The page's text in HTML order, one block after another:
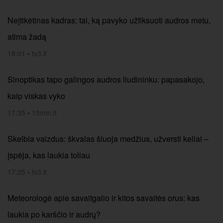
Neįtikėtinas kadras: tai, ką pavyko užfiksuoti audros metu,
atima žadą
18:01 • tv3.lt
Sinoptikas tapo galingos audros liudininku: papasakojo,
kaip viskas vyko
17:35 • 15min.lt
Skelbia vaizdus: škvalas šluoja medžius, užversti keliai –
įspėja, kas laukia toliau
17:25 • tv3.lt
Meteorologė apie savaitgalio ir kitos savaitės orus: kas
laukia po karščio ir audrų?